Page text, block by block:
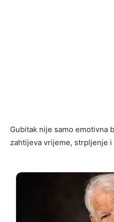
Gubitak nije samo emotivna
zahtijeva vrijeme, strpljenje